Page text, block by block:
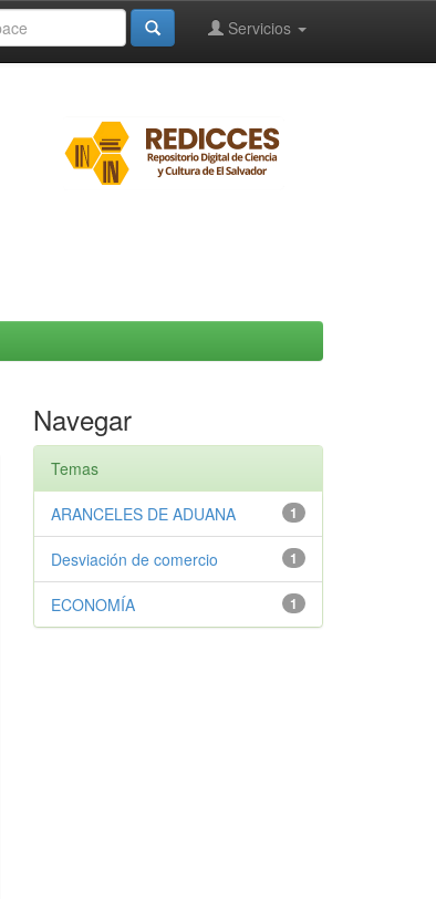
Servicios
Navegar
Temas
1
ARANCELES DE ADUANA
1
Desviación de comercio
1
ECONOMÍA